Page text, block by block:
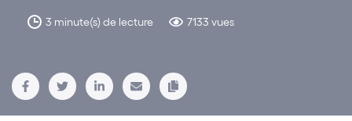
3 minute(s) de lecture 7133 vues